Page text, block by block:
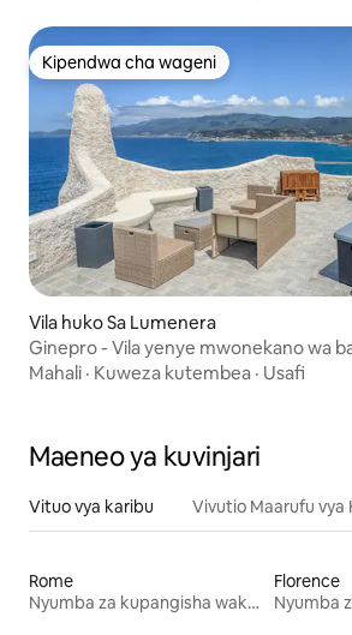
Kipendwa cha wageni
Kipendwa cha wageni
Vila huko Sa Lumenera
Ginepro - Vila yenye mwonekano wa
Mahali · Kuweza kutembea · Usafi
Maeneo ya kuvinjari
Vituo vya karibu Vivutio Maarufu vya
Rome
Nyumba za kupangisha wakati wa likizo
Florence